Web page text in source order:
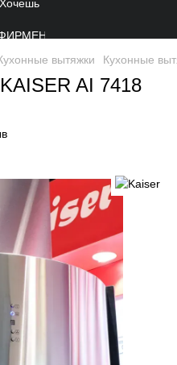
вытяжки Кухонные
AI 7418